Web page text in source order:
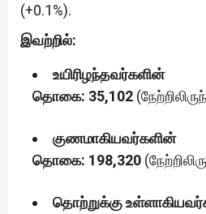
(+0.1%).
இவற்றில்:
உயிரிழந்தவர்களின்
தொகை: 35,102
குணமாகியவர்களின்
தொகை: 198,320
தொற்றுக்கு